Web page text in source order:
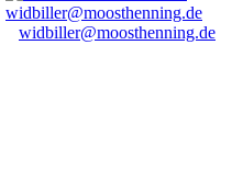
widbiller@moosthenning.de